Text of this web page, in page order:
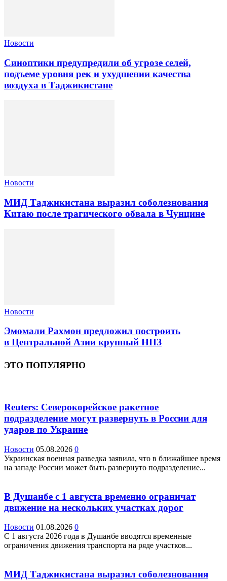
Новости
Синоптики предупредили об угрозе селей,
подъеме уровня рек и ухудшении качества
воздуха в Таджикистане
Новости
МИД Таджикистана выразил соболезнования
Китаю после трагического обвала в Чунцине
Новости
Эмомали Рахмон предложил построить
в Центральной Азии крупный НПЗ
ЭТО ПОПУЛЯРНО
Reuters: Северокорейское ракетное
подразделение могут развернуть в России для
ударов по Украине
Новости 05.08.2026 0
Украинская военная разведка заявила, что в ближайшее время
на западе России может быть развернуто подразделение...
В Душанбе с 1 августа временно ограничат
движение на нескольких участках дорог
Новости 01.08.2026 0
С 1 августа 2026 года в Душанбе вводятся временные
ограничения движения транспорта на ряде участков...
МИД Таджикистана выразил соболезнования